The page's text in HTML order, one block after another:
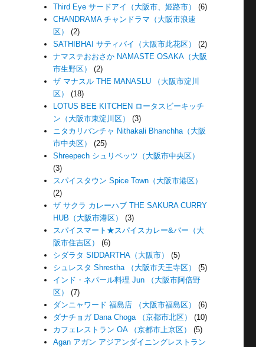
Third Eye サードアイ（大阪市、姫路市）
(6)
CHANDRAMA チャンドラマ（大阪市浪速
区）
(2)
SATHIBHAI サティバイ（大阪市此花区）
(2)
ナマステおおさか NAMASTE OSAKA（大阪
市生野区）
(2)
ザ マナスル THE MANASLU （大阪市淀川
区）
(18)
LOTUS BEE KITCHEN ロータスビーキッチ
ン（大阪市東淀川区）
(3)
ニタカリバンチャ Nithakali Bhanchha（大阪
市中央区）
(25)
Shreepech シュリペッツ（大阪市中央区）
(3)
スパイスタウン Spice Town（大阪市港区）
(2)
ザ サクラ カレーハブ THE SAKURA CURRY
HUB（大阪市港区）
(3)
スパイスマート★スパイスカレー&バー（大
阪市住吉区）
(6)
シダラタ SIDDARTHA（大阪市）
(5)
シュレスタ Shrestha （大阪市天王寺区）
(5)
インド・ネパール料理 Jun （大阪市阿倍野
区）
(7)
ダンニャワード 福島店 （大阪市福島区）
(6)
ダナチョガ Dana Choga （京都市北区）
(10)
カフェレストラン OA （京都市上京区）
(5)
Agan アガン アジアンダイニングレストラン